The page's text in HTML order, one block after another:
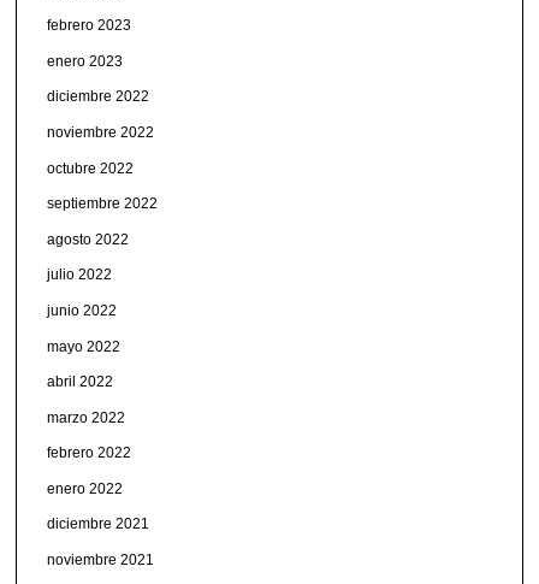
febrero 2023
enero 2023
diciembre 2022
noviembre 2022
octubre 2022
septiembre 2022
agosto 2022
julio 2022
junio 2022
mayo 2022
abril 2022
marzo 2022
febrero 2022
enero 2022
diciembre 2021
noviembre 2021